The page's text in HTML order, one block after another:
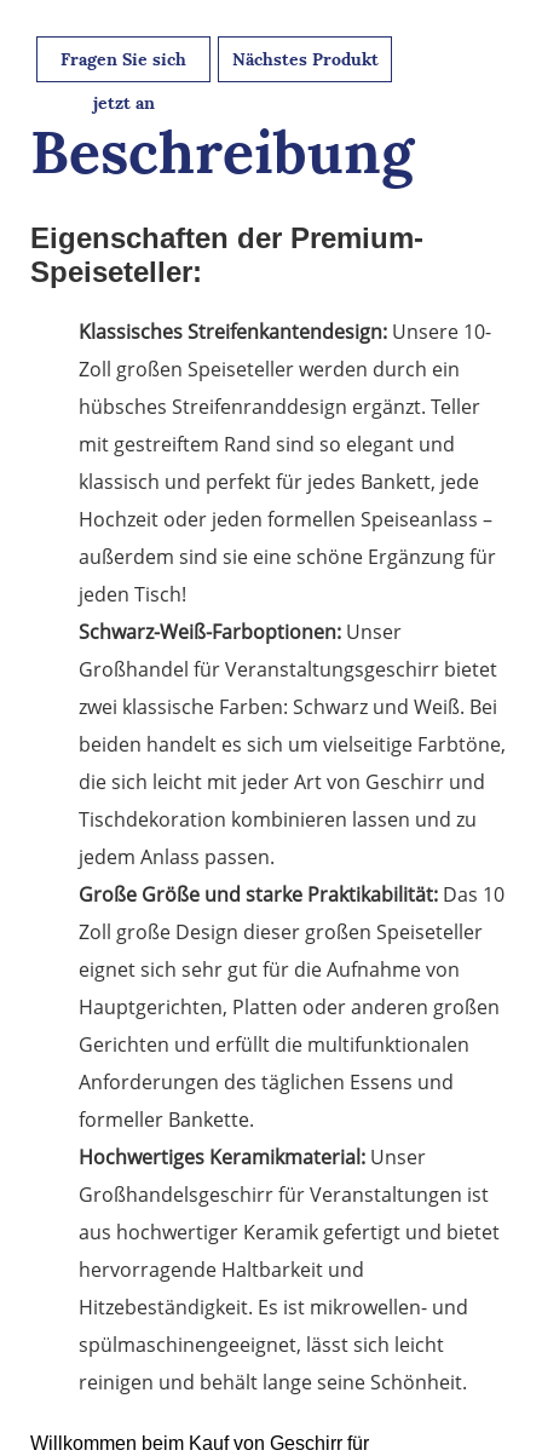
Fragen Sie sich
jetzt an
Nächstes Produkt
Beschreibung
Eigenschaften der Premium-
Speiseteller:
Klassisches Streifenkantendesign: Unsere 10-
Zoll großen Speiseteller werden durch ein
hübsches Streifenranddesign ergänzt. Teller
mit gestreiftem Rand sind so elegant und
klassisch und perfekt für jedes Bankett, jede
Hochzeit oder jeden formellen Speiseanlass –
außerdem sind sie eine schöne Ergänzung für
jeden Tisch!
Schwarz-Weiß-Farboptionen: Unser
Großhandel für Veranstaltungsgeschirr bietet
zwei klassische Farben: Schwarz und Weiß. Bei
beiden handelt es sich um vielseitige Farbtöne,
die sich leicht mit jeder Art von Geschirr und
Tischdekoration kombinieren lassen und zu
jedem Anlass passen.
Große Größe und starke Praktikabilität: Das 10
Zoll große Design dieser großen Speiseteller
eignet sich sehr gut für die Aufnahme von
Hauptgerichten, Platten oder anderen großen
Gerichten und erfüllt die multifunktionalen
Anforderungen des täglichen Essens und
formeller Bankette.
Hochwertiges Keramikmaterial: Unser
Großhandelsgeschirr für Veranstaltungen ist
aus hochwertiger Keramik gefertigt und bietet
hervorragende Haltbarkeit und
Hitzebeständigkeit. Es ist mikrowellen- und
spülmaschinengeeignet, lässt sich leicht
reinigen und behält lange seine Schönheit.
Willkommen beim Kauf von Geschirr für